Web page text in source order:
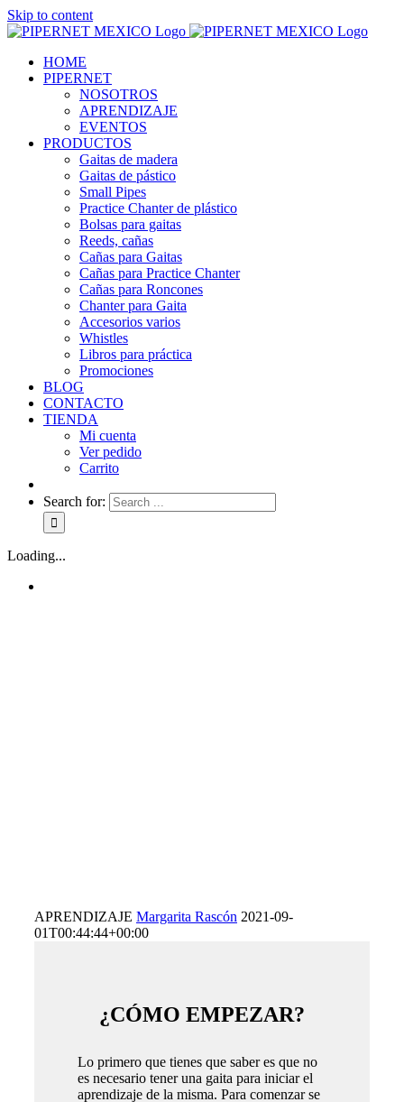
Skip to content
HOME
PIPERNET
NOSOTROS
APRENDIZAJE
EVENTOS
PRODUCTOS
Gaitas de madera
Gaitas de pástico
Small Pipes
Practice Chanter de plástico
Bolsas para gaitas
Reeds, cañas
Cañas para Gaitas
Cañas para Practice Chanter
Cañas para Roncones
Chanter para Gaita
Accesorios varios
Whistles
Libros para práctica
Promociones
BLOG
CONTACTO
TIENDA
Mi cuenta
Ver pedido
Carrito
Search for:
Loading...
APRENDIZAJE Margarita Rascón 2021-09-
01T00:44:44+00:00
¿CÓMO EMPEZAR?
Lo primero que tienes que saber es que no
es necesario tener una gaita para iniciar el
aprendizaje de la misma. Para comenzar se